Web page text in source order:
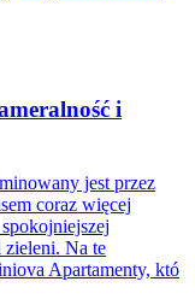
i
jest przez
coraz więcej
zieleni. Na te
Apartamenty, któ